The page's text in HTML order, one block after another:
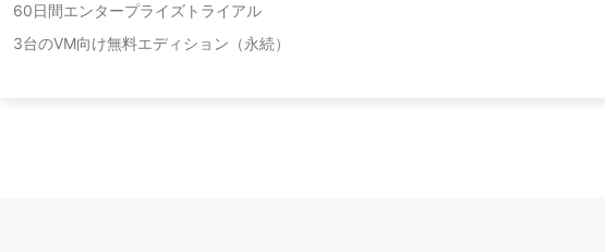
60日間エンタープライズトライアル
3台のVM向け無料エディション（永続）
データ保護は、GDPRやFERPAのような法律や規制に組み込まれて
はさまざまなソリューションが併用されています。